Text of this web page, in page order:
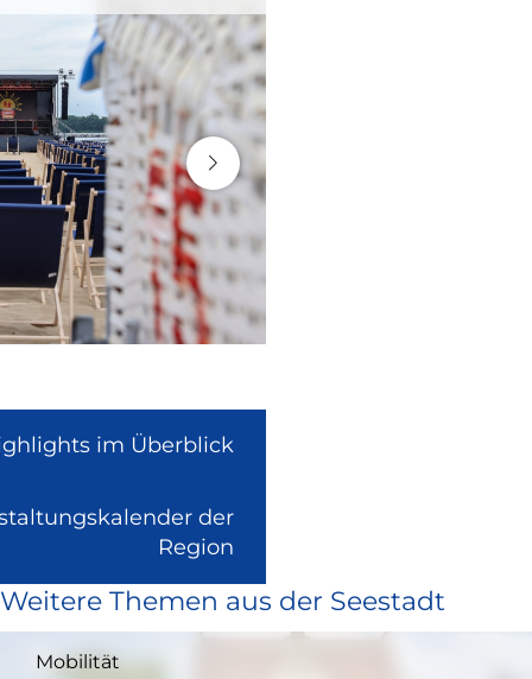
im Überblick
der
Region
extern
und
Weitere Themen aus der Seestadt
Mobilität